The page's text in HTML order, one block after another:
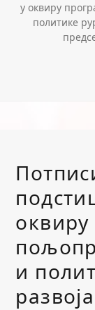
у оквиру
политике
и